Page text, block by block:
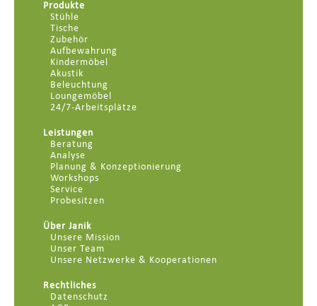
Produkte
Stühle
Tische
Zubehör
Aufbewahrung
Kindermöbel
Akustik
Beleuchtung
Loungemöbel
24/7-Arbeitsplätze
Leistungen
Beratung
Analyse
Planung & Konzeptionierung
Workshops
Service
Probesitzen
Über Janik
Unsere Mission
Unser Team
Unsere Netzwerke & Kooperationen
Rechtliches
Datenschutz